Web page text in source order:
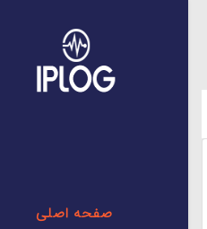
صفحه اصلی